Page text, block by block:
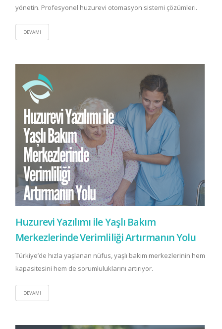
yönetin. Profesyonel huzurevi otomasyon sistemi çözümleri.
DEVAMI
Huzurevi Yazılımı ile Yaşlı Bakım
Merkezlerinde Verimliliği Artırmanın Yolu
Türkiye’de hızla yaşlanan nüfus, yaşlı bakım merkezlerinin hem
kapasitesini hem de sorumluluklarını artırıyor.
DEVAMI